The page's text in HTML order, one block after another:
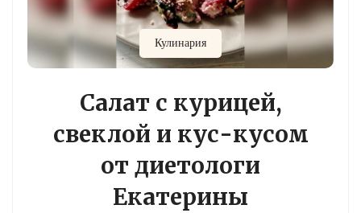
Кулинария
Салат с курицей,
свеклой и кус-кусом
от диетологи
Екатерины